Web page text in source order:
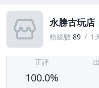
永勝古玩店
粉絲數 89 1
正評
100.0%